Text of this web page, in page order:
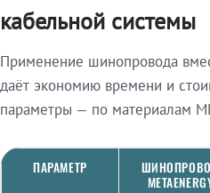
кабельной системы
Применение шинопровода
даёт экономию времени и
параметры — по материалам
ПАРАМЕТР